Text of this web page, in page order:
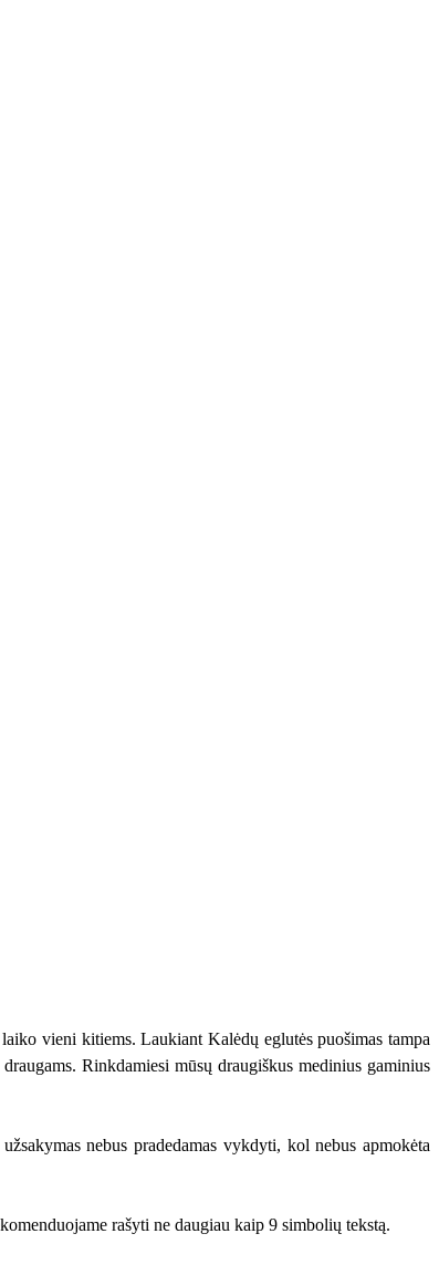
vieni kitiems. Laukiant Kalėdų eglutės puošimas tampa
Rinkdamiesi mūsų draugiškus medinius gaminius
nebus pradedamas vykdyti, kol nebus apmokėta
rašyti ne daugiau kaip 9 simbolių tekstą.